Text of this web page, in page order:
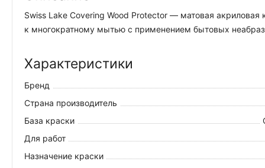
Swiss Lake Covering Wood Protector — матовая
к многократному мытью с применением бытовых
Характеристики
Бренд
Страна производитель
База краски
Для работ
Назначение краски